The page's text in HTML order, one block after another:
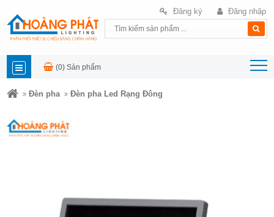
Đăng ký Đăng nhập
DANH
(0)Sản phẩm
Đèn pha Đèn pha Led Rạng Đông